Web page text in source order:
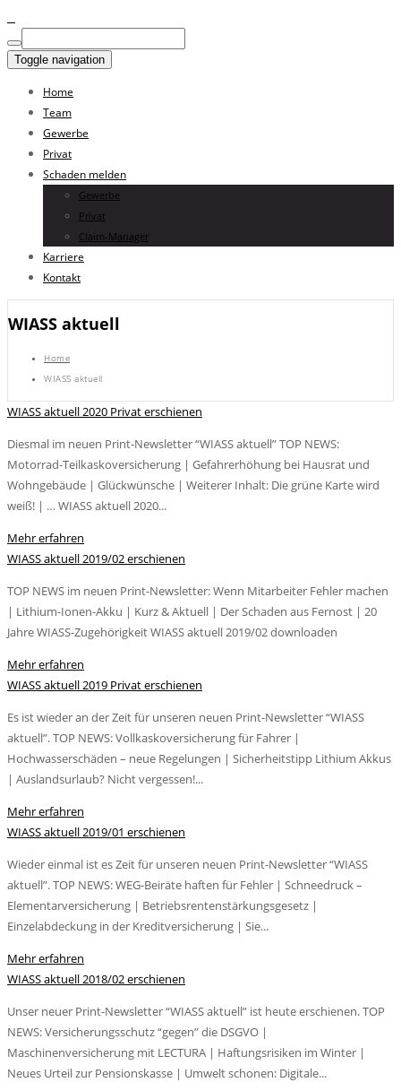
Toggle navigation
Home
Team
Gewerbe
Privat
Schaden melden
Gewerbe
Privat
Claim-Manager
Karriere
Kontakt
WIASS aktuell
Home
WIASS aktuell
WIASS aktuell 2020 Privat erschienen
Diesmal im neuen Print-Newsletter “WIASS aktuell” TOP NEWS:
Motorrad-Teilkaskoversicherung | Gefahrerhöhung bei Hausrat und
Wohngebäude | Glückwünsche | Weiterer Inhalt: Die grüne Karte wird
weiß! | … WIASS aktuell 2020...
Mehr erfahren
WIASS aktuell 2019/02 erschienen
TOP NEWS im neuen Print-Newsletter: Wenn Mitarbeiter Fehler machen
| Lithium-Ionen-Akku | Kurz & Aktuell | Der Schaden aus Fernost | 20
Jahre WIASS-Zugehörigkeit WIASS aktuell 2019/02 downloaden
Mehr erfahren
WIASS aktuell 2019 Privat erschienen
Es ist wieder an der Zeit für unseren neuen Print-Newsletter “WIASS
aktuell”. TOP NEWS: Vollkaskoversicherung für Fahrer |
Hochwasserschäden – neue Regelungen | Sicherheitstipp Lithium Akkus
| Auslandsurlaub? Nicht vergessen!...
Mehr erfahren
WIASS aktuell 2019/01 erschienen
Wieder einmal ist es Zeit für unseren neuen Print-Newsletter “WIASS
aktuell”. TOP NEWS: WEG-Beiräte haften für Fehler | Schneedruck –
Elementarversicherung | Betriebsrentenstärkungsgesetz |
Einzelabdeckung in der Kreditversicherung | Sie...
Mehr erfahren
WIASS aktuell 2018/02 erschienen
Unser neuer Print-Newsletter “WIASS aktuell” ist heute erschienen. TOP
NEWS: Versicherungsschutz “gegen” die DSGVO |
Maschinenversicherung mit LECTURA | Haftungsrisiken im Winter |
Neues Urteil zur Pensionskasse | Umwelt schonen: Digitale...